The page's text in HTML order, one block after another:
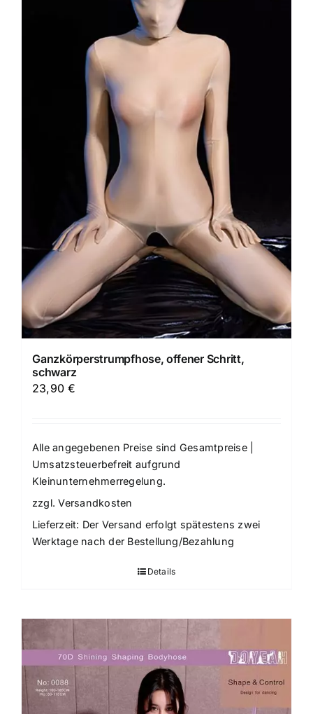
Ganzkörperstrumpfhose, offener Schritt,
schwarz
23,90€
Alle angegebenen Preise sind Gesamtpreise |
Umsatzsteuerbefreit aufgrund
Kleinunternehmerregelung.
zzgl.Versandkosten
Lieferzeit: Der Versand erfolgt spätestens zwei
Werktage nach der Bestellung/Bezahlung
Details